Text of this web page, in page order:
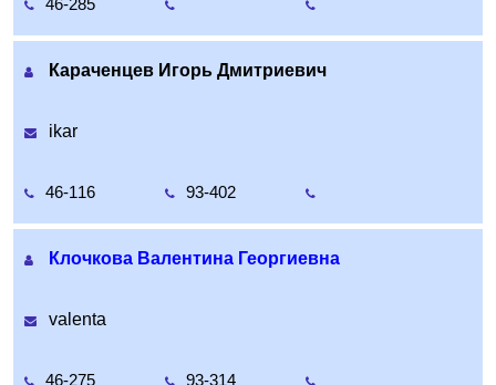
46-285
Караченцев Игорь Дмитриевич
ikar
46-116 93-402
Клочкова Валентина Георгиевна
valenta
46-275 93-314